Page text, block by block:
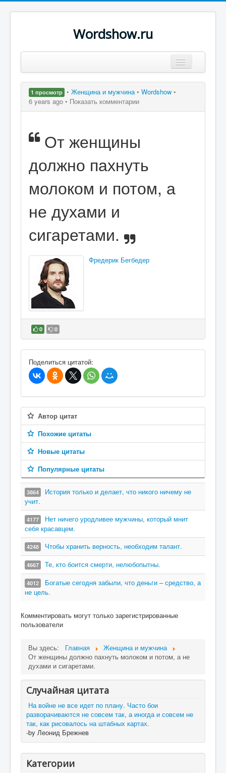
Wordshow.ru
Популярные цитаты
Поиск
1 просмотр • Женщина и мужчина• Wordshow •
6 years ago • Показать комментарии
От женщины
должно пахнуть
молоком и потом, а
не духами и
сигаретами.
Фредерик Бегбедер
0 0
В избранное
Поделиться цитатой:
Автор цитат
Похожие цитаты
Новые цитаты
Популярные цитаты
3864
История только и делает, что никого ничему не
учит.
4177
Нет ничего уродливее мужчины, который мнит
себя красавцем.
4248 Чтобы хранить верность, необходим талант.
4667 Те, кто боится смерти, нелюбопытны.
4012
Богатые сегодня забыли, что деньги – средство, а
не цель.
Комментировать могут только зарегистрированные
пользователи
Вы здесь: Главная
Женщина и мужчина
От женщины должно пахнуть молоком и потом, а не
духами и сигаретами.
Случайная цитата
На войне не все идет по плану. Часто бои
разворачиваются не совсем так, а иногда и совсем не
так, как рисовалось на штабных картах.
-by Леонид Брежнев
Категории